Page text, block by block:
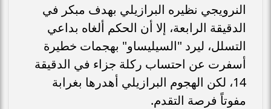
النرويجي نظيره البرازيلي بهدف مبكر في
الدقيقة الرابعة، إلا أن الحكم ألغاه بداعي
التسلل، ليرد "السيليساو" بهجمات خطيرة
أسفرت عن احتساب ركلة جزاء في الدقيقة
14، لكن الهجوم البرازيلي أهدرها بغرابة
مفوتاً فرصة التقدم.